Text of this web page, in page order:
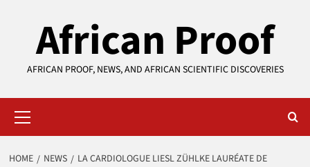
African Proof
AFRICAN PROOF, NEWS, AND AFRICAN SCIENTIFIC DISCOVERIES
Menu
HOME NEWS
LA CARDIOLOGUE LIESL ZÜHLKE LAURÉATE DE